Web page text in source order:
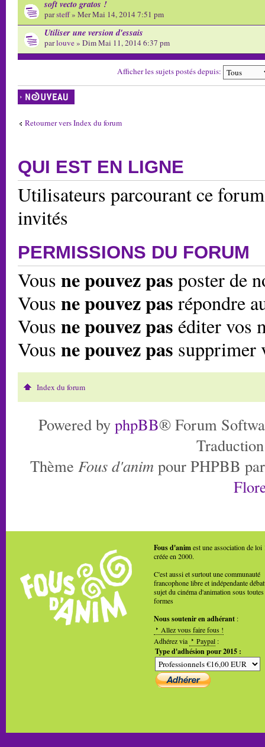
soft vecto gratos !
parsteff» Mer Mai 14, 2014 7:51 pm
Utiliser une version d'essais
parlouve» Dim Mai 11, 2014 6:37 pm
Afficher les sujets postés depuis:
Écrire un nouveau
sujet
Retourner vers Index du forum
QUI EST EN LIGNE
Utilisateurs parcourant ce
invités
PERMISSIONS DU FORUM
Vous ne pouvez pas poster de
Vous ne pouvez pas répondre
Vous ne pouvez pas éditer vos
Vous ne pouvez pas supprimer
Index du forum
Powered by phpBB® Forum
Thème Fous d'anim pour PHPBB
Fous d'animest une association de loi
créée en 2000.
C'est aussi et surtout une communauté
francophone libre et indépendante
sujet du cinéma d'animation sous toutes
formes
Nous soutenir en adhérant :
Allez vous faire fous !
Adhérez via
Paypal :
Type d'adhésion pour 2015 :